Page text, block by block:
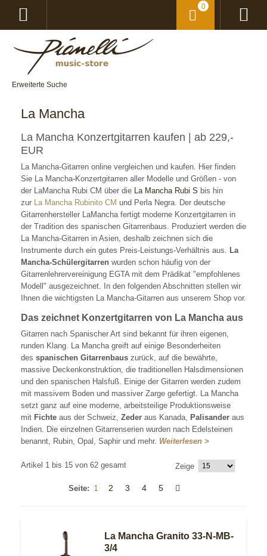
Erweiterte Suche
0
La Mancha
La Mancha Konzertgitarren kaufen | ab 229,-
EUR
La Mancha-Gitarren online vergleichen und kaufen. Hier finden
Sie La Mancha-Konzertgitarren aller Modelle und Größen - von
der LaMancha Rubi CM über die La Mancha Rubi S bis hin
zur La Mancha Rubinito CM und Perla Negra. Der deutsche
Gitarrenhersteller LaMancha fertigt moderne Konzertgitarren in
der Tradition des spanischen Gitarrenbaus. Produziert werden die
La Mancha-Gitarren in Asien, deshalb zeichnen sich die
Instrumente durch ein gutes Preis-Leistungs-Verhältnis aus. La
Mancha-Schülergitarrenwurden schon häufig von der
Gitarrenlehrervereinigung EGTA mit dem Prädikat "empfohlenes
Modell" ausgezeichnet. In den folgenden Abschnitten stellen wir
Ihnen die wichtigsten La Mancha-Gitarren aus unserem Shop vor.
Das zeichnet Konzertgitarren von La Mancha aus
Gitarren nach Spanischer Art sind bekannt für ihren eigenen,
runden Klang. La Mancha greift auf einige Besonderheiten
des spanischen Gitarrenbauszurück, auf die bewährte,
massive Deckenkonstruktion, die traditionellen Halsdimensionen
und den spanischen Halsfuß. Einige der Gitarren werden zudem
mit massivem Boden und massiver Zarge gefertigt. La Mancha
setzt ganz auf eine moderne, arbeitsteilige Produktionsweise
mit Fichteaus der Schweiz, Zederaus Kanada, Palisanderaus
Indien. Die einzelnen Gitarrenserien wurden nach Edelsteinen
benannt, Rubin, Opal, Saphir und mehr. Weiterlesen >
Artikel 1 bis 15 von 62 gesamt Zeige
Seite: 1 2 3 4 5
La Mancha Granito 33-N-MB-
3/4